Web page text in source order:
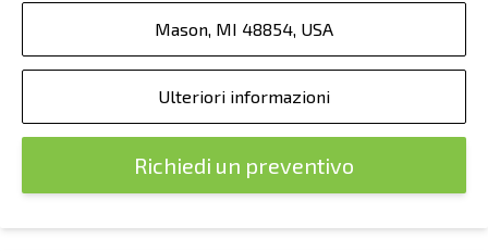
Mason, MI 48854, USA
Ulteriori informazioni
Richiedi un preventivo